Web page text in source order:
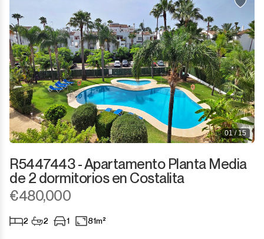
01 / 15
R5447443 - Apartamento Planta Media
de 2 dormitorios en Costalita
€480,000
2 2 1 81m²